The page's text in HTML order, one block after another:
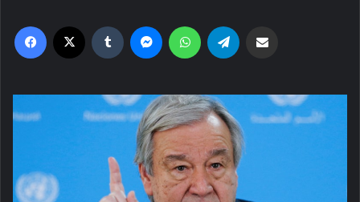
Facebook Tumblr MessengerWhatsApp